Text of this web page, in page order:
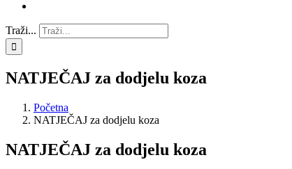
Traži...
NATJEČAJ za dodjelu koza
Početna
NATJEČAJ za dodjelu koza
NATJEČAJ za dodjelu koza